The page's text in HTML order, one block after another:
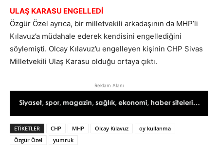
ULAŞ KARASU ENGELLEDİ
Özgür Özel ayrıca, bir milletvekili arkadaşının da MHP’li
Kılavuz’a müdahale ederek kendisini engellediğini
söylemişti. Olcay Kılavuz’u engelleyen kişinin CHP Sivas
Milletvekili Ulaş Karasu olduğu ortaya çıktı.
Reklam Alanı
ETIKETLER CHP MHP Olcay Kılavuz
oy kullanma
Özgür Özel
yumruk